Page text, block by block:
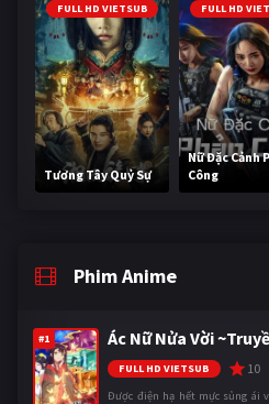
FULL HD VIETSUB
Tương Tây Quỷ Sự
FULL HD
Nữ Đặc Cảnh
Công
Phim Anime
#1 Ác Nữ Nửa Vời
FULL HD VIETSUB 10
Được điện hạ hết mực sủng ái